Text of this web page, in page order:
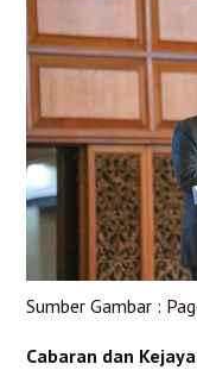
Sumber Gambar :
Cabaran dan